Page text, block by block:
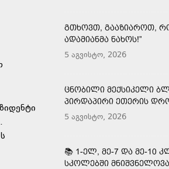
ᲒᲗᲮᲝᲕᲗ, ᲒᲐᲐᲖᲘᲐᲠᲝᲗ,
ᲐᲓᲐᲛᲘᲐᲜᲛᲐ ᲜᲐᲮᲝᲡ!”
5 აგვისტო, 2026
ᲪᲜᲝᲑᲘᲚᲘ ᲛᲔᲥᲡᲘᲙᲔᲚᲘ
ᲞᲘᲠᲓᲐᲞᲘᲠᲘ ᲔᲗᲔᲠᲘᲡ
5 აგვისტო, 2026
📚 1-ᲔᲚ, ᲛᲔ-7 ᲓᲐ ᲛᲔ-10
ᲡᲙᲝᲚᲔᲑᲨᲘ